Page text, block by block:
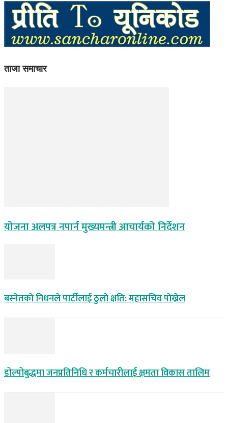
ताजा समाचार
योजना अलपत्र नपार्न मुख्यमन्त्री आचार्यको निर्देशन
बस्नेतकाे निधनले पार्टीलाई ठुलाे क्षति: महासचिव पाेख्रेल
डोल्पोबुद्धमा जनप्रतिनिधि र कर्मचारीलाई क्षमता विकास तालिम